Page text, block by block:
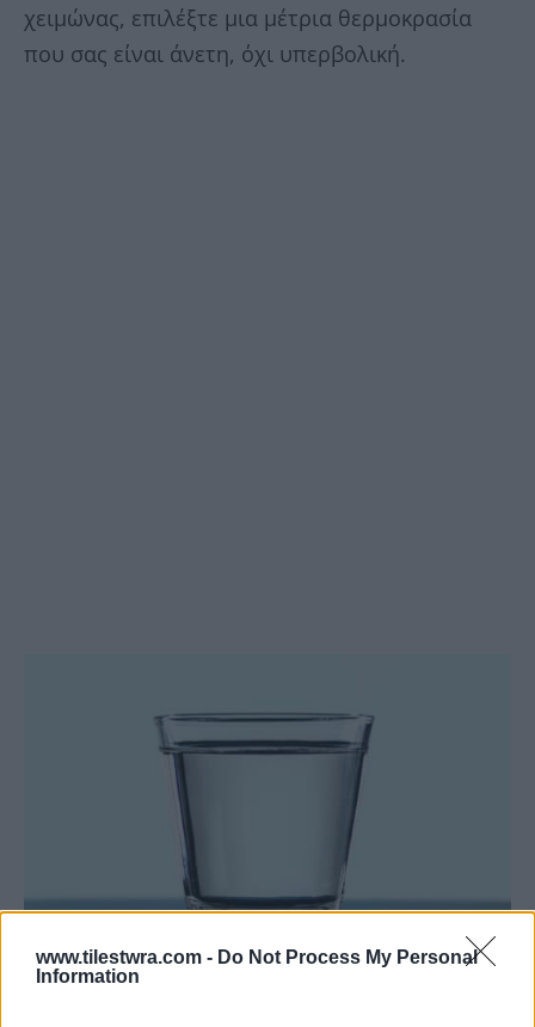
www.tilestwra.com - Do Not Process My Personal
Information
χειμώνας, επιλέξτε μια μέτρια θερμοκρασία
που σας είναι άνετη, όχι υπερβολική.